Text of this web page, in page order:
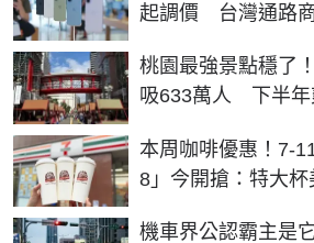
起調價 台灣通路
桃園最強景點穩了
吸633萬人 下半年
本周咖啡優惠！7-
8」今開搶：特大
機車界公認霸主是